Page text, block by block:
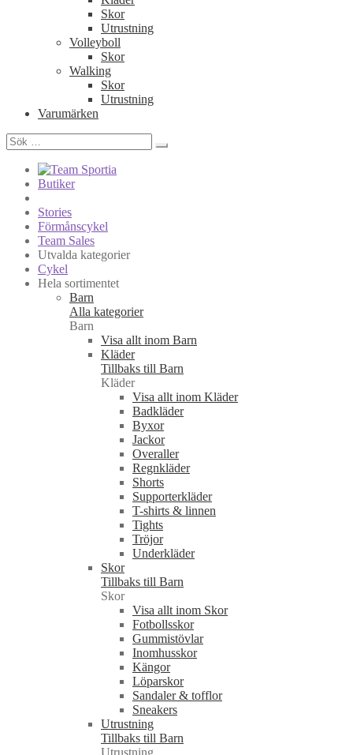
Skor
Utrustning
Volleyboll
Skor
Walking
Skor
Utrustning
Varumärken
Sök
efter:
Butiker
Stories
Förmånscykel
Team Sales
Utvalda kategorier
Cykel
Hela sortimentet
Barn
Alla kategorier
Barn
Visa allt inom Barn
Kläder
Tillbaks till Barn
Kläder
Visa allt inom Kläder
Badkläder
Byxor
Jackor
Overaller
Regnkläder
Shorts
Supporterkläder
T-shirts & linnen
Tights
Tröjor
Underkläder
Skor
Tillbaks till Barn
Skor
Visa allt inom Skor
Fotbollsskor
Gummistövlar
Inomhusskor
Kängor
Löparskor
Sandaler & tofflor
Sneakers
Utrustning
Tillbaks till Barn